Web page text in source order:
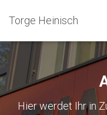
Torge Heinisch
Hier werdet Ihr in